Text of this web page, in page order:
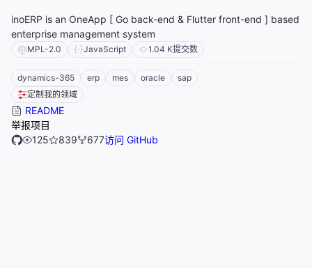
inoERP is an OneApp [ Go back-end & Flutter front-end ] based
enterprise management system
MPL-2.0 JavaScript 1.04 K提交数
dynamics-365 erp mes oracle
sap
定制我的领域
README
举报项目
125
839 677访问 GitHub